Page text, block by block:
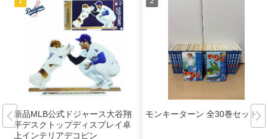
新品MLB公式ドジャース大谷翔
平デスクトップディスプレイ卓
上インテリアデコピン
モンキーターン 全30巻セット